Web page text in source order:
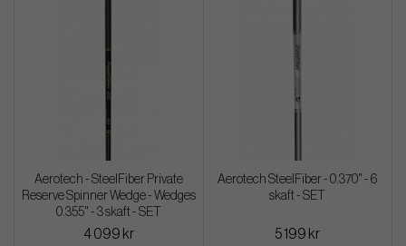
Aerotech - SteelFiber Private
Reserve Spinner Wedge - Wedges
0.355" - 3 skaft - SET
4 099 kr
Aerotech SteelFiber - 0.370" - 6
skaft - SET
5 199 kr